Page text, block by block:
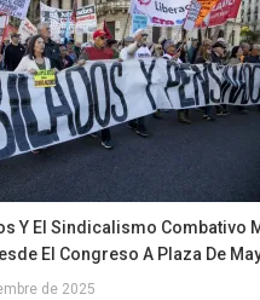
Y El Sindicalismo Combativo
El Congreso A Plaza De
de 2025